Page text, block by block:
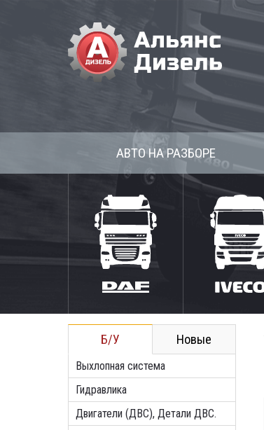
АВТО НА РАЗБОРЕ
Б/У Новые
Выхлопная система
Гидравлика
Двигатели (ДВС), Детали ДВС.